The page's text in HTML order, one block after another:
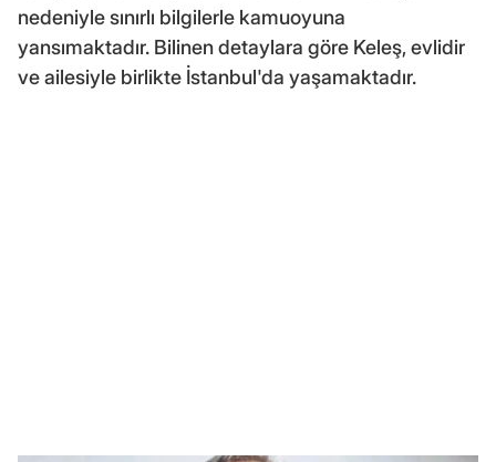
nedeniyle sınırlı bilgilerle kamuoyuna
yansımaktadır. Bilinen detaylara göre Keleş, evlidir
ve ailesiyle birlikte İstanbul'da yaşamaktadır.